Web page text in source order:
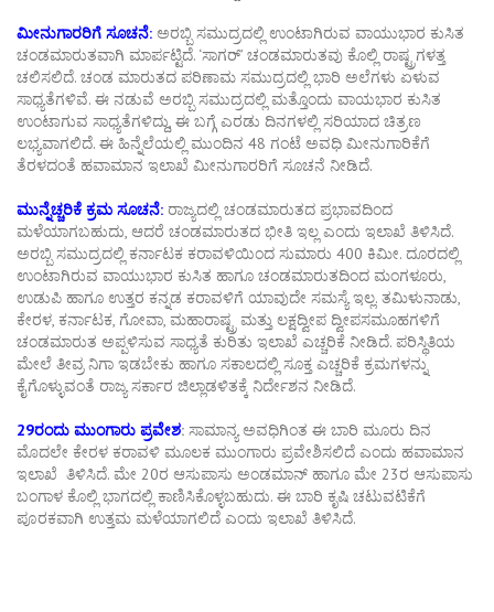
ಮೀನುಗಾರರಿಗೆ ಸೂಚನೆ: ಅರಬ್ಬಿ ಸಮುದ್ರದಲ್ಲಿ ಉಂಟಾಗಿರುವ ವಾಯುಭಾರ ಕುಸಿತ
ಚಂಡಮಾರುತವಾಗಿ ಮಾರ್ಪಟ್ಟಿದೆ. ‘ಸಾಗರ್’ ಚಂಡಮಾರುತವು ಕೊಲ್ಲಿ ರಾಷ್ಟ್ರಗಳತ್ತ
ಚಲಿಸಲಿದೆ. ಚಂಡ ಮಾರುತದ ಪರಿಣಾಮ ಸಮುದ್ರದಲ್ಲಿ ಭಾರಿ ಅಲೆಗಳು ಏಳುವ
ಸಾಧ್ಯತೆಗಳಿವೆ. ಈ ನಡುವೆ ಅರಬ್ಬಿ ಸಮುದ್ರದಲ್ಲಿ ಮತ್ತೊಂದು ವಾಯಭಾರ ಕುಸಿತ
ಉಂಟಾಗುವ ಸಾಧ್ಯತೆಗಳಿದ್ದು, ಈ ಬಗ್ಗೆ ಎರಡು ದಿನಗಳಲ್ಲಿ ಸರಿಯಾದ ಚಿತ್ರಣ
ಲಭ್ಯವಾಗಲಿದೆ. ಈ ಹಿನ್ನೆಲೆಯಲ್ಲಿ ಮುಂದಿನ 48 ಗಂಟೆ ಅವಧಿ ಮೀನುಗಾರಿಕೆಗೆ
ತೆರಳದಂತೆ ಹವಾಮಾನ ಇಲಾಖೆ ಮೀನುಗಾರರಿಗೆ ಸೂಚನೆ ನೀಡಿದೆ.
ಮುನ್ನೆಚ್ಚರಿಕೆ ಕ್ರಮ ಸೂಚನೆ: ರಾಜ್ಯದಲ್ಲಿ ಚಂಡಮಾರುತದ ಪ್ರಭಾವದಿಂದ
ಮಳೆಯಾಗಬಹುದು, ಆದರೆ ಚಂಡಮಾರುತದ ಭೀತಿ ಇಲ್ಲ ಎಂದು ಇಲಾಖೆ ತಿಳಿಸಿದೆ.
ಅರಬ್ಬಿ ಸಮುದ್ರದಲ್ಲಿ ಕರ್ನಾಟಕ ಕರಾವಳಿಯಿಂದ ಸುಮಾರು 400 ಕಿಮೀ. ದೂರದಲ್ಲಿ
ಉಂಟಾಗಿರುವ ವಾಯುಭಾರ ಕುಸಿತ ಹಾಗೂ ಚಂಡಮಾರುತದಿಂದ ಮಂಗಳೂರು,
ಉಡುಪಿ ಹಾಗೂ ಉತ್ತರ ಕನ್ನಡ ಕರಾವಳಿಗೆ ಯಾವುದೇ ಸಮಸ್ಯೆ ಇಲ್ಲ. ತಮಿಳುನಾಡು,
ಕೇರಳ, ಕರ್ನಾಟಕ, ಗೋವಾ, ಮಹಾರಾಷ್ಟ್ರ ಮತ್ತು ಲಕ್ಷದ್ವೀಪ ದ್ವೀಪಸಮೂಹಗಳಿಗೆ
ಚಂಡಮಾರುತ ಅಪ್ಪಳಿಸುವ ಸಾಧ್ಯತೆ ಕುರಿತು ಇಲಾಖೆ ಎಚ್ಚರಿಕೆ ನೀಡಿದೆ. ಪರಿಸ್ಥಿತಿಯ
ಮೇಲೆ ತೀವ್ರ ನಿಗಾ ಇಡಬೇಕು ಹಾಗೂ ಸಕಾಲದಲ್ಲಿ ಸೂಕ್ತ ಎಚ್ಚರಿಕೆ ಕ್ರಮಗಳನ್ನು
ಕೈಗೊಳ್ಳುವಂತೆ ರಾಜ್ಯ ಸರ್ಕಾರ ಜಿಲ್ಲಾಡಳಿತಕ್ಕೆ ನಿರ್ದೇಶನ ನೀಡಿದೆ.
29ರಂದು ಮುಂಗಾರು ಪ್ರವೇಶ: ಸಾಮಾನ್ಯ ಅವಧಿಗಿಂತ ಈ ಬಾರಿ ಮೂರು ದಿನ
ಮೊದಲೇ ಕೇರಳ ಕರಾವಳಿ ಮೂಲಕ ಮುಂಗಾರು ಪ್ರವೇಶಿಸಲಿದೆ ಎಂದು ಹವಾಮಾನ
ಇಲಾಖೆ ತಿಳಿಸಿದೆ. ಮೇ 20ರ ಆಸುಪಾಸು ಅಂಡಮಾನ್ ಹಾಗೂ ಮೇ 23ರ ಆಸುಪಾಸು
ಬಂಗಾಳ ಕೊಲ್ಲಿ ಭಾಗದಲ್ಲಿ ಕಾಣಿಸಿಕೊಳ್ಳಬಹುದು. ಈ ಬಾರಿ ಕೃಷಿ ಚಟುವಟಿಕೆಗೆ
ಪೂರಕವಾಗಿ ಉತ್ತಮ ಮಳೆಯಾಗಲಿದೆ ಎಂದು ಇಲಾಖೆ ತಿಳಿಸಿದೆ.